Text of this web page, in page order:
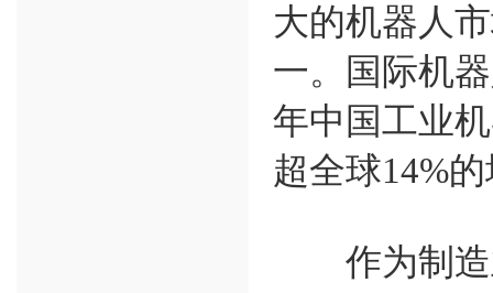
大的机器人
一。国际机
年中国工业
超全球14%
作为制造